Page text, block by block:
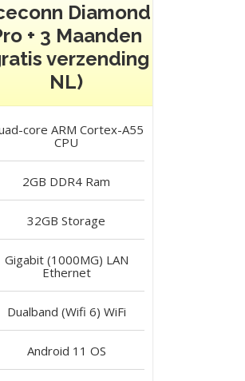
Diamond
+ 3 Maanden
verzending
NL)
core ARM Cortex-A55
CPU
2GB DDR4 Ram
32GB Storage
Gigabit (1000MG) LAN
Ethernet
Dualband (Wifi 6) WiFi
Android 11 OS